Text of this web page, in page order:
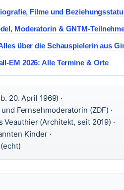
Filme und
Moderatorin & GNTM-
über die Schauspielerin aus
EM 2026: Alle Termine & Orte
20. April 1969) ·
Fernsehmoderatorin (ZDF) ·
Veauthier (Architekt, seit 2019) ·
Kinder ·